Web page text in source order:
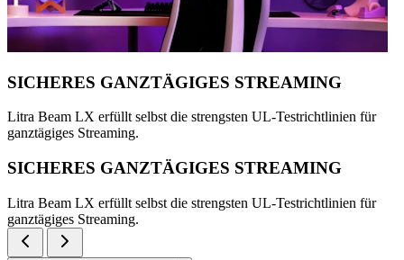
SICHERES GANZTÄGIGES STREAMING
Litra Beam LX erfüllt selbst die strengsten UL-Testrichtlinien für
ganztägiges Streaming.
SICHERES GANZTÄGIGES STREAMING
Litra Beam LX erfüllt selbst die strengsten UL-Testrichtlinien für
ganztägiges Streaming.